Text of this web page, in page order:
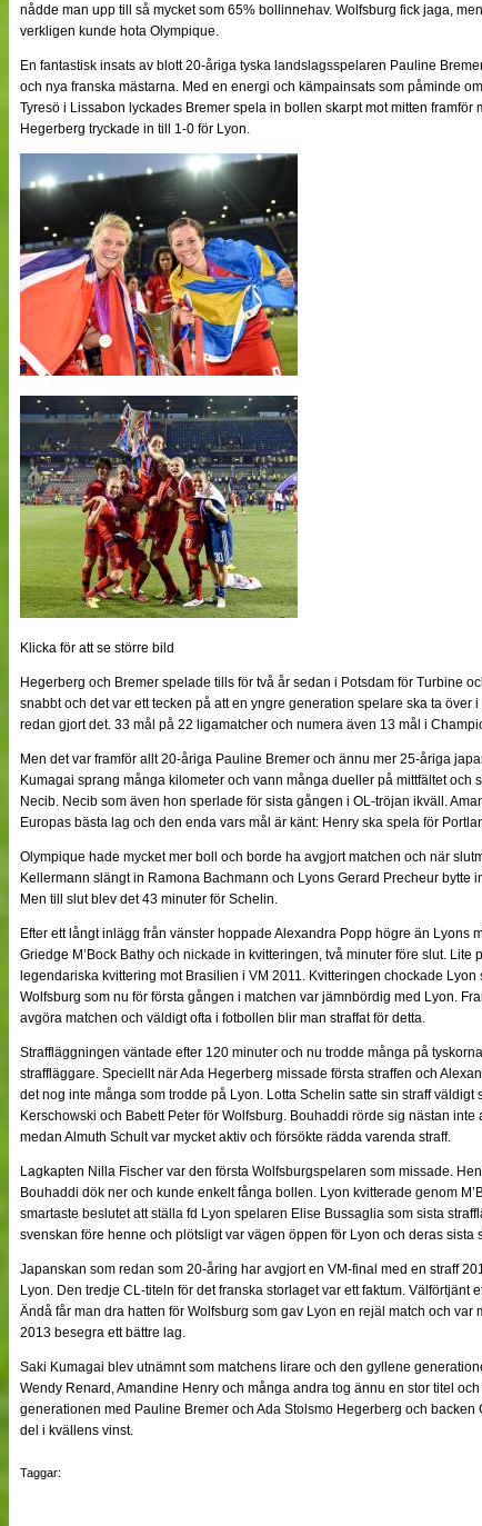
nådde man upp till så mycket som 65% bollinnehav. Wolfsburg fick jaga,
verkligen kunde hota Olympique.
En fantastisk insats av blott 20-åriga tyska landslagsspelaren Pauline
och nya franska mästarna. Med en energi och kämpainsats som påminde
Tyresö i Lissabon lyckades Bremer spela in bollen skarpt mot mitten framför
Hegerberg tryckade in till 1-0 för Lyon.
Klicka för att se större bild
Hegerberg och Bremer spelade tills för två år sedan i Potsdam för Turbine
snabbt och det var ett tecken på att en yngre generation spelare ska ta över
redan gjort det. 33 mål på 22 ligamatcher och numera även 13 mål i
Men det var framför allt 20-åriga Pauline Bremer och ännu mer 25-åriga
Kumagai sprang många kilometer och vann många dueller på mittfältet och
Necib. Necib som även hon sperlade för sista gången i OL-tröjan ikväll.
Europas bästa lag och den enda vars mål är känt: Henry ska spela för
Olympique hade mycket mer boll och borde ha avgjort matchen och när
Kellermann slängt in Ramona Bachmann och Lyons Gerard Precheur bytte
Men till slut blev det 43 minuter för Schelin.
Efter ett långt inlägg från vänster hoppade Alexandra Popp högre än Lyons
Griedge M’Bock Bathy och nickade in kvitteringen, två minuter före slut. Lite
legendariska kvittering mot Brasilien i VM 2011. Kvitteringen chockade
Wolfsburg som nu för första gången i matchen var jämnbördig med Lyon.
avgöra matchen och väldigt ofta i fotbollen blir man straffat för detta.
Straffläggningen väntade efter 120 minuter och nu trodde många på
straffläggare. Speciellt när Ada Hegerberg missade första straffen och
det nog inte många som trodde på Lyon. Lotta Schelin satte sin straff väldigt
Kerschowski och Babett Peter för Wolfsburg. Bouhaddi rörde sig nästan
medan Almuth Schult var mycket aktiv och försökte rädda varenda straff.
Lagkapten Nilla Fischer var den första Wolfsburgspelaren som missade.
Bouhaddi dök ner och kunde enkelt fånga bollen. Lyon kvitterade genom
smartaste beslutet att ställa fd Lyon spelaren Elise Bussaglia som sista
svenskan före henne och plötsligt var vägen öppen för Lyon och deras sista
Japanskan som redan som 20-åring har avgjort en VM-final med en straff
Lyon. Den tredje CL-titeln för det franska storlaget var ett faktum. Välförtjänt
Ändå får man dra hatten för Wolfsburg som gav Lyon en rejäl match och var
2013 besegra ett bättre lag.
Saki Kumagai blev utnämnt som matchens lirare och den gyllene
Wendy Renard, Amandine Henry och många andra tog ännu en stor titel
generationen med Pauline Bremer och Ada Stolsmo Hegerberg och backen
del i kvällens vinst.
Taggar: